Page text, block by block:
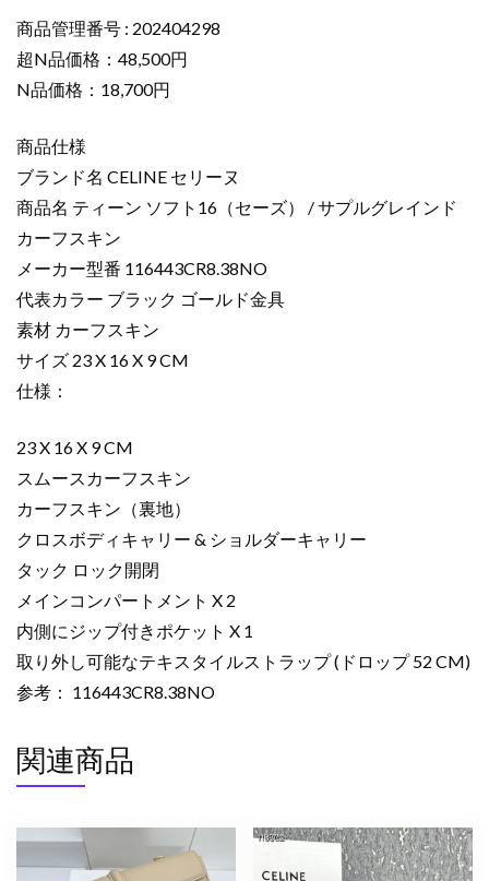
ピ
ー
テ
ィ
ン
ソ
フ
ト
16（セ
ー
ズ）
/
サ
プ
グ
レ
イ
ン
ド
カ
ー
フ
ス
キ
ン
ラ
ッ
116443CR8.38NO
カ
商品管理番号 : 202404298
超N品価格：48,500円
N品価格：18,700円
商品仕様
ブランド名 CELINE セリーヌ
商品名 ティーン ソフト16（セーズ） / サプルグレインド
カーフスキン
メーカー型番 116443CR8.38NO
代表カラー ブラック ゴールド金具
素材 カーフスキン
サイズ 23 X 16 X 9 CM
仕様：
23 X 16 X 9 CM
スムースカーフスキン
カーフスキン（裏地）
クロスボディキャリー & ショルダーキャリー
タック ロック開閉
メインコンパートメント X 2
内側にジップ付きポケット X 1
取り外し可能なテキスタイルストラップ (ドロップ 52 CM)
参考： 116443CR8.38NO
関連商品